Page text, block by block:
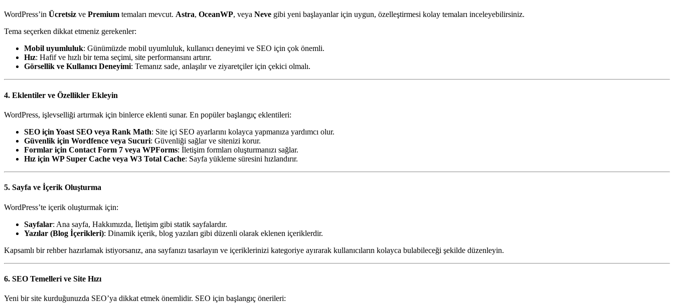
WordPress’in Ücretsiz ve Premium temaları mevcut. Astra, OceanWP, veya Neve gibi yeni başlayanlar için uygun, özelleştirmesi kolay temaları inceleyebilirsiniz.
Tema seçerken dikkat etmeniz gerekenler:
Mobil uyumluluk: Günümüzde mobil uyumluluk, kullanıcı deneyimi ve SEO için çok önemli.
Hız: Hafif ve hızlı bir tema seçimi, site performansını artırır.
Görsellik ve Kullanıcı Deneyimi: Temanız sade, anlaşılır ve ziyaretçiler için çekici olmalı.
4. Eklentiler ve Özellikler Ekleyin
WordPress, işlevselliği artırmak için binlerce eklenti sunar. En popüler başlangıç eklentileri:
SEO için Yoast SEO veya Rank Math: Site içi SEO ayarlarını kolayca yapmanıza yardımcı olur.
Güvenlik için Wordfence veya Sucuri: Güvenliği sağlar ve sitenizi korur.
Formlar için Contact Form 7 veya WPForms: İletişim formları oluşturmanızı sağlar.
Hız için WP Super Cache veya W3 Total Cache: Sayfa yükleme süresini hızlandırır.
5. Sayfa ve İçerik Oluşturma
WordPress’te içerik oluşturmak için:
Sayfalar: Ana sayfa, Hakkımızda, İletişim gibi statik sayfalardır.
Yazılar (Blog İçerikleri): Dinamik içerik, blog yazıları gibi düzenli olarak eklenen içeriklerdir.
Kapsamlı bir rehber hazırlamak istiyorsanız, ana sayfanızı tasarlayın ve içeriklerinizi kategoriye ayırarak kullanıcıların kolayca bulabileceği şekilde düzenleyin.
6. SEO Temelleri ve Site Hızı
Yeni bir site kurduğunuzda SEO’ya dikkat etmek önemlidir. SEO için başlangıç önerileri: